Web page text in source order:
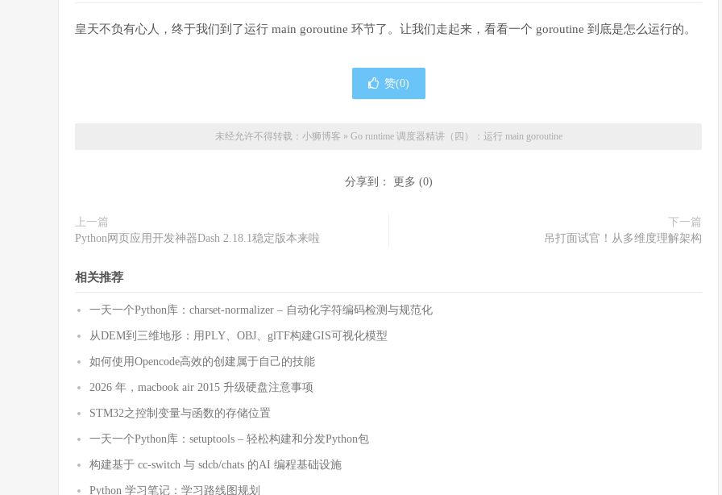
皇天不负有心人，终于我们到了运行 main goroutine 环节了。让我们走起来，看看一个 goroutine 到底是怎么运行的。
赞(0)
未经允许不得转载： 小狮博客 » Go runtime 调度器精讲（四）：运行 main goroutine
分享到： 更多 (0)
上一篇
Python网页应用开发神器Dash 2.18.1稳定版本来啦
下一篇
吊打面试官！从多维度理解架构
相关推荐
一天一个Python库：charset-normalizer – 自动化字符编码检测与规范化
从DEM到三维地形：用PLY、OBJ、glTF构建GIS可视化模型
如何使用Opencode高效的创建属于自己的技能
2026 年，macbook air 2015 升级硬盘注意事项
STM32之控制变量与函数的存储位置
一天一个Python库：setuptools – 轻松构建和分发Python包
构建基于 cc-switch 与 sdcb/chats 的AI 编程基础设施
Python 学习笔记：学习路线图规划